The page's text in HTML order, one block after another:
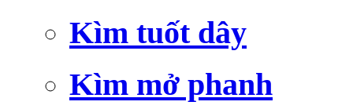
Kìm tuốt dây
Kìm mở phanh